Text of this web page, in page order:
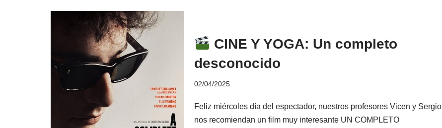
CINE Y YOGA: Un completo
desconocido
02/04/2025
Feliz miércoles día del espectador, nuestros profesores Vicen y Sergio
nos recomiendan un film muy interesante UN COMPLETO